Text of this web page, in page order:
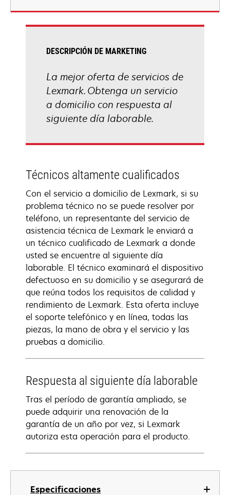
Especificaciones
DESCRIPCIÓN DE MARKETING
La mejor oferta de servicios de
Lexmark. Obtenga un servicio
a domicilio con respuesta al
siguiente día laborable.
Técnicos altamente cualificados
Con el servicio a domicilio de Lexmark, si su
problema técnico no se puede resolver por
teléfono, un representante del servicio de
asistencia técnica de Lexmark le enviará a
un técnico cualificado de Lexmark a donde
usted se encuentre al siguiente día
laborable. El técnico examinará el dispositivo
defectuoso en su domicilio y se asegurará de
que reúna todos los requisitos de calidad y
rendimiento de Lexmark. Esta oferta incluye
el soporte telefónico y en línea, todas las
piezas, la mano de obra y el servicio y las
pruebas a domicilio.
Respuesta al siguiente día laborable
Tras el período de garantía ampliado, se
puede adquirir una renovación de la
garantía de un año por vez, si Lexmark
autoriza esta operación para el producto.